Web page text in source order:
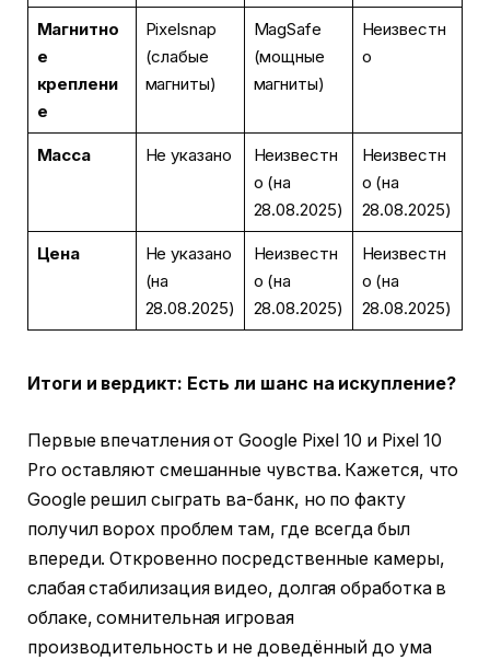
Магнитно
е
креплени
е
Pixelsnap
(слабые
магниты)
MagSafe
(мощные
магниты)
Неизвестн
о
Масса Не указано
Неизвестн
о (на
28.08.2025)
Неизвестн
о (на
28.08.2025)
Цена
Не указано
(на
28.08.2025)
Неизвестн
о (на
28.08.2025)
Неизвестн
о (на
28.08.2025)
Итоги и вердикт: Есть ли шанс на искупление?
Первые впечатления от Google Pixel 10 и Pixel 10
Pro оставляют смешанные чувства. Кажется, что
Google решил сыграть ва-банк, но по факту
получил ворох проблем там, где всегда был
впереди. Откровенно посредственные камеры,
слабая стабилизация видео, долгая обработка в
облаке, сомнительная игровая
производительность и не доведённый до ума